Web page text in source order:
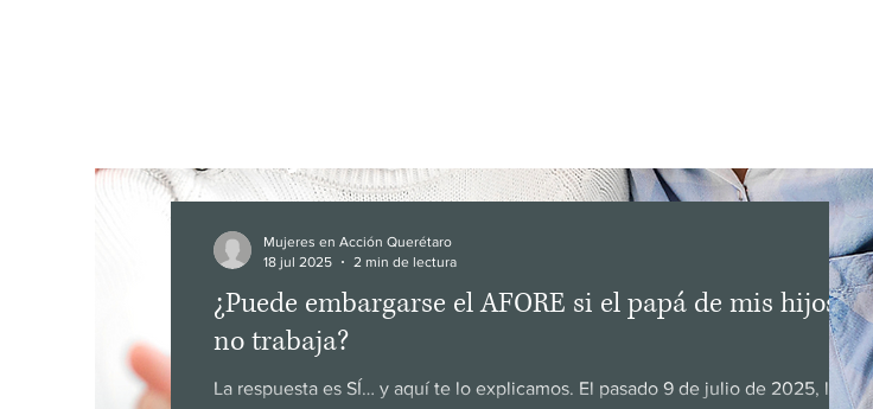
¿Puede embargarse el AFORE si el papá de mis hijos ya
no trabaja?
La respuesta es SÍ… y aquí te lo explicamos. El pasado 9 de julio de 2025, la
Mujeres en Acción Querétaro
18 jul 2025
2 min de lectura